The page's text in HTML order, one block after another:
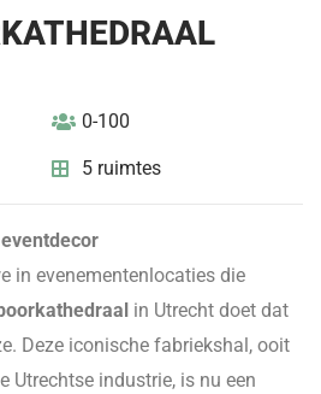
0-100
5 ruimtes
in evenementenlocaties die
in Utrecht doet dat
Deze iconische fabriekshal, ooit
Utrechtse industrie, is nu een